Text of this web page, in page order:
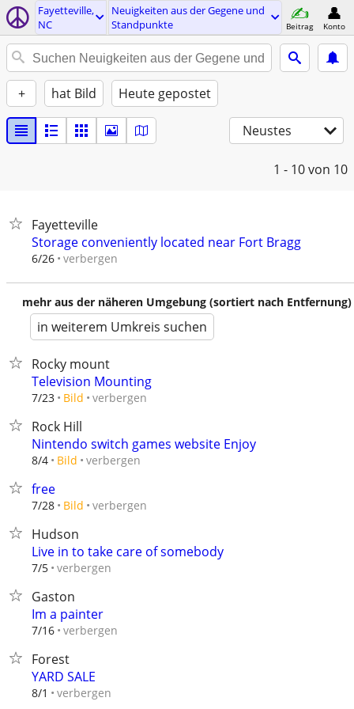
Fayetteville,
NC
Neuigkeiten aus der Gegene und
Standpunkte
Beitrag Konto
+ hat Bild Heute gepostet
Neustes
1 - 10von 10
Fayetteville
Storage conveniently located near Fort Bragg
6/26 verbergen
mehr aus der näheren Umgebung (sortiert nach Entfernung)
in weiterem Umkreis suchen
Rocky mount
Television Mounting
7/23 Bild verbergen
Rock Hill
Nintendo switch games website Enjoy
8/4 Bild verbergen
free
7/28 Bild verbergen
Hudson
Live in to take care of somebody
7/5 verbergen
Gaston
Im a painter
7/16 verbergen
Forest
YARD SALE
8/1 verbergen